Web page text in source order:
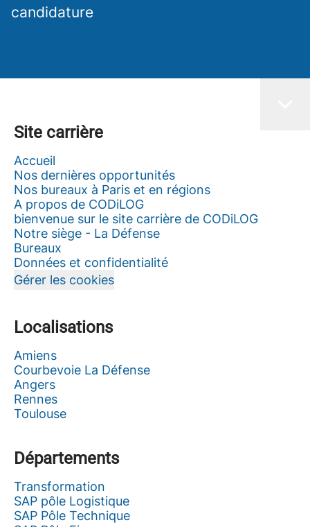
candidature
Site carrière
Accueil
Nos dernières opportunités
Nos bureaux à Paris et en régions
A propos de CODiLOG
bienvenue sur le site carrière de CODiLOG
Notre siège - La Défense
Bureaux
Données et confidentialité
Gérer les cookies
Localisations
Amiens
Courbevoie La Défense
Angers
Rennes
Toulouse
Départements
Transformation
SAP pôle Logistique
SAP Pôle Technique